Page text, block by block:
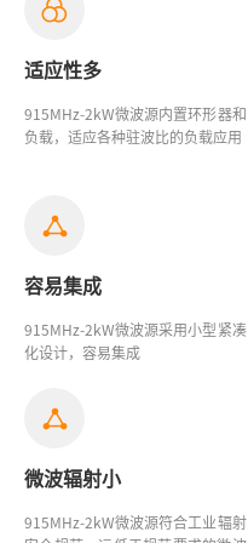
适应性多
915MHz-2kW微波源内置环形器和
负载，适应各种驻波比的负载应用
容易集成
915MHz-2kW微波源采用小型紧凑
化设计，容易集成
微波辐射小
915MHz-2kW微波源符合工业辐射